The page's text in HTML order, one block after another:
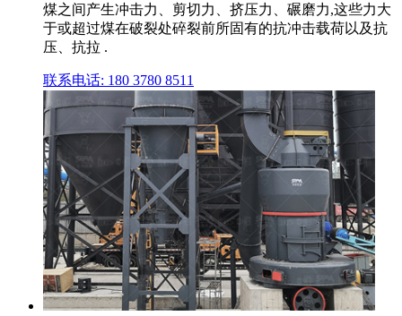
煤之间产生冲击力、剪切力、挤压力、碾磨力,这些力大
于或超过煤在破裂处碎裂前所固有的抗冲击载荷以及抗
压、抗拉 .
联系电话: 180 3780 8511